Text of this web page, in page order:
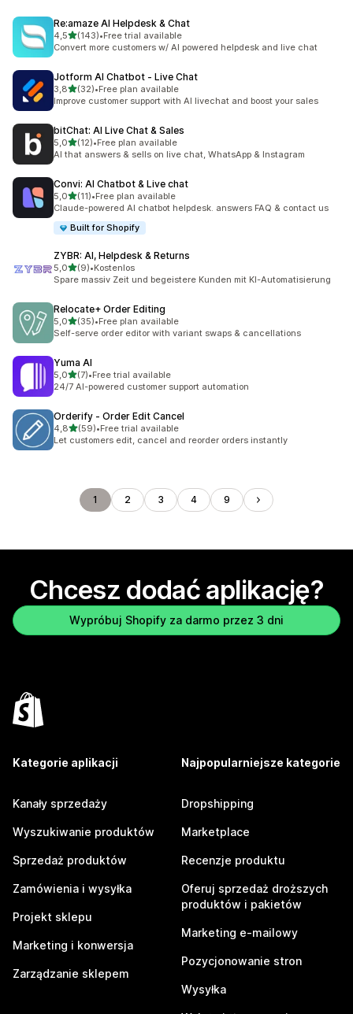
Re:amaze AI Helpdesk & Chat
4,5na 5 gwiazdek
(143)
Łączna liczba recenzji: 143
•Free trial available
Convert more customers w/ AI powered helpdesk and live chat
Jotform AI Chatbot ‑ Live Chat
3,8na 5 gwiazdek
(32)
Łączna liczba recenzji: 32
•Free plan available
Improve customer support with AI livechat and boost your sales
bitChat: AI Live Chat & Sales
5,0na 5 gwiazdek
(12)
Łączna liczba recenzji: 12
•Free plan available
AI that answers & sells on live chat, WhatsApp & Instagram
Convi: AI Chatbot & Live chat
5,0na 5 gwiazdek
(11)
Łączna liczba recenzji: 11
•Free plan available
Claude-powered AI chatbot helpdesk. answers FAQ & contact us
Built for Shopify
ZYBR: AI, Helpdesk & Returns
5,0na 5 gwiazdek
(9)
Łączna liczba recenzji: 9
•Kostenlos
Spare massiv Zeit und begeistere Kunden mit KI-Automatisierung
Relocate+ Order Editing
5,0na 5 gwiazdek
(35)
Łączna liczba recenzji: 35
•Free plan available
Self-serve order editor with variant swaps & cancellations
Yuma AI
5,0na 5 gwiazdek
(7)
Łączna liczba recenzji: 7
•Free trial available
24/7 AI-powered customer support automation
Orderify ‑ Order Edit Cancel
4,8na 5 gwiazdek
(59)
Łączna liczba recenzji: 59
•Free trial available
Let customers edit, cancel and reorder orders instantly
1 2 3 4 9
Chcesz dodać aplikację?
Wypróbuj Shopify za darmo przez 3 dni
Kategorie aplikacji
Kanały sprzedaży
Wyszukiwanie produktów
Sprzedaż produktów
Zamówienia i wysyłka
Projekt sklepu
Marketing i konwersja
Zarządzanie sklepem
Najpopularniejsze kategorie
Dropshipping
Marketplace
Recenzje produktu
Oferuj sprzedaż droższych
produktów i pakietów
Marketing e-mailowy
Pozycjonowanie stron
Wysyłka